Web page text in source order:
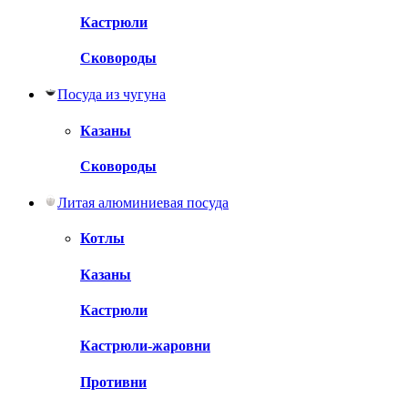
Кастрюли
Сковороды
Посуда из чугуна
Казаны
Сковороды
Литая алюминиевая посуда
Котлы
Казаны
Кастрюли
Кастрюли-жаровни
Противни